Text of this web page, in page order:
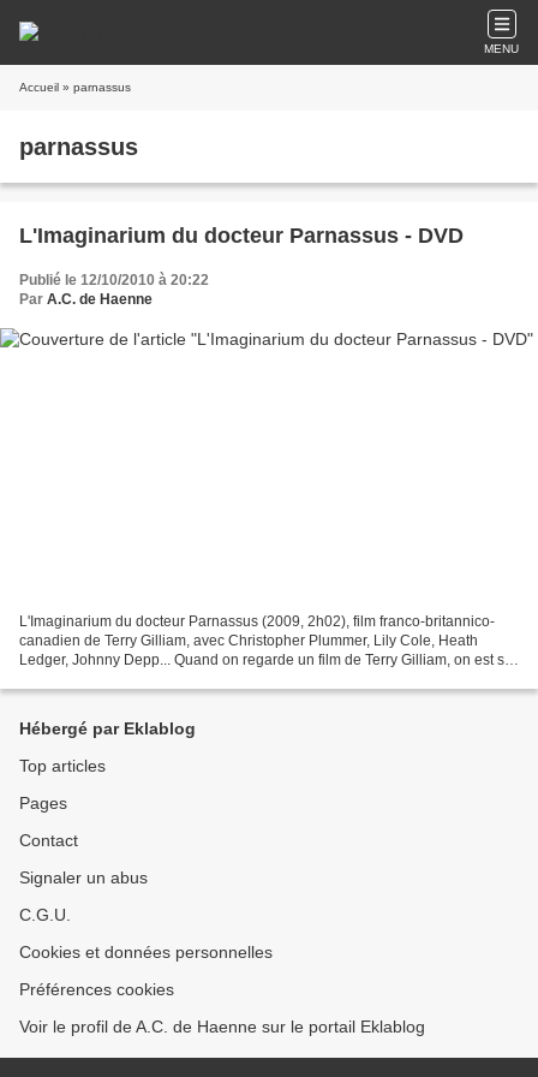
MENU
Accueil » parnassus
parnassus
L'Imaginarium du docteur Parnassus - DVD
Publié le 12/10/2010 à 20:22
Par A.C. de Haenne
L'Imaginarium du docteur Parnassus (2009, 2h02), film franco-britannico-
canadien de Terry Gilliam, avec Christopher Plummer, Lily Cole, Heath
Ledger, Johnny Depp... Quand on regarde un film de Terry Gilliam, on est sûr
Hébergé par Eklablog
Top articles
Pages
Contact
Signaler un abus
C.G.U.
Cookies et données personnelles
Préférences cookies
Voir le profil de A.C. de Haenne sur le portail Eklablog